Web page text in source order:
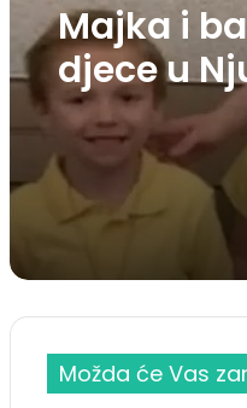
Majka i
djece u
Možda će Vas